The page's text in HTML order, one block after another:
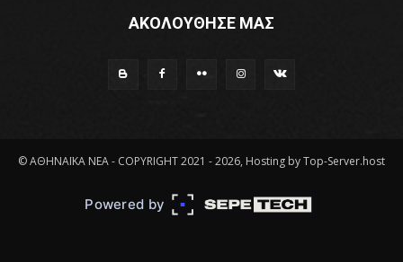
ΑΚΟΛΟΥΘΗΣΕ ΜΑΣ
© ΑΘΗΝΑΪΚΑ ΝΕΑ - COPYRIGHT 2021 - 2026, Hosting by Top-Server.host
Powered by